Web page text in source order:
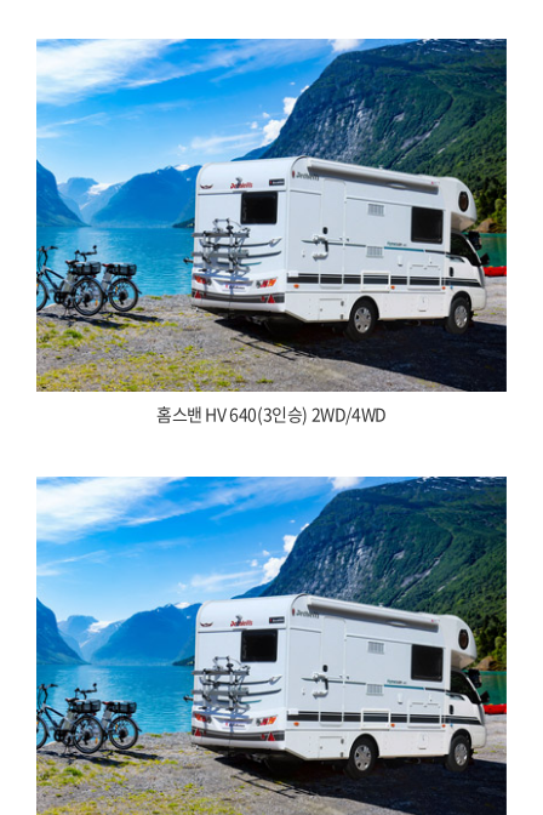
홈스밴 HV 640(3인승) 2WD/4WD